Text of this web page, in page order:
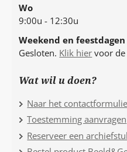
Wo
9:00u - 12:30u
Weekend en feestdagen
Gesloten. Klik hier voor de
Wat wil u doen?
Naar het
Toestemming aanvragen
Reserveer een